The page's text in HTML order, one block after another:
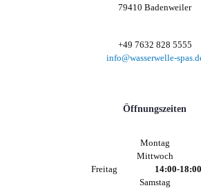
79410 Badenweiler
+49 7632 828 5555
info@wasserwelle-
Öffnungszeiten
Montag
Mittwoch
Freitag 14:00-
Samstag